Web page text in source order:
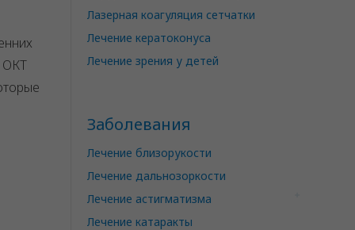
ОКТ
Лазерная коагуляция сетчатки
Лечение кератоконуса
Лечение зрения у детей
Заболевания
Лечение близорукости
Лечение дальнозоркости
Лечение астигматизма
Лечение катаракты